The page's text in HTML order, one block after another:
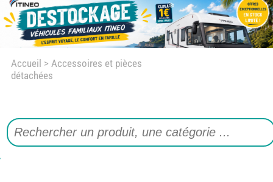
Accueil > Accessoires et pièces
détachées